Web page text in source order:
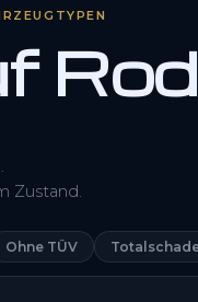
Zustand.
Ohne TÜV